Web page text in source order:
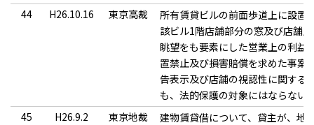
44
H26.10.16 東京高裁
所有賃貸ビルの前面歩道上に設置
該ビル1階店舗部分の窓及び店舗
眺望をも要素にした営業上の利益
置禁止及び損害賠償を求めた事案
告表示及び店舗の視認性に関する
も、法的保護の対象にはならない
45
H26.9.2 東京地裁
建物賃貸借について、貸主が、地